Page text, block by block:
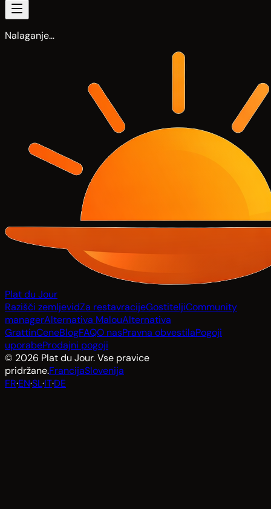
Nalaganje…
Plat du Jour
Razišči zemljevidZa restavracijeGostiteljiCommunity
managerAlternativa MalouAlternativa
GrattinCeneBlogFAQO nasPravna obvestilaPogoji
uporabeProdajni pogoji
© 2026 Plat du Jour. Vse pravice
pridržane.FrancijaSlovenija
FR·EN·SL·IT·DE